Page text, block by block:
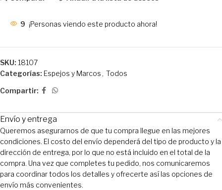
9 ¡Personas viendo este producto ahora!
SKU: 18107
Categorías: Espejos y Marcos , Todos
Compartir:
Envío y entrega
Queremos asegurarnos de que tu compra llegue en las mejores
condiciones. El costo del envío dependerá del tipo de producto y la
dirección de entrega, por lo que no está incluido en el total de la
compra. Una vez que completes tu pedido, nos comunicaremos
para coordinar todos los detalles y ofrecerte así las opciones de
envío más convenientes.